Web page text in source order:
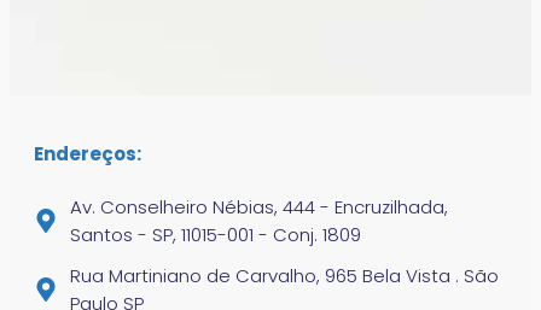
Endereços:
Av. Conselheiro Nébias, 444 - Encruzilhada,
Santos - SP, 11015-001 - Conj. 1809
Rua Martiniano de Carvalho, 965 Bela Vista . São
Paulo SP